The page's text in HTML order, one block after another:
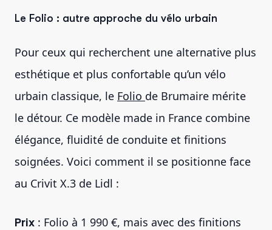
Le Folio : autre approche du vélo urbain
Pour ceux qui recherchent une alternative plus
esthétique et plus confortable qu’un vélo
urbain classique, le Folio de Brumaire mérite
le détour. Ce modèle made in France combine
élégance, fluidité de conduite et finitions
soignées. Voici comment il se positionne face
au Crivit X.3 de Lidl :
Prix : Folio à 1 990 €, mais avec des finitions